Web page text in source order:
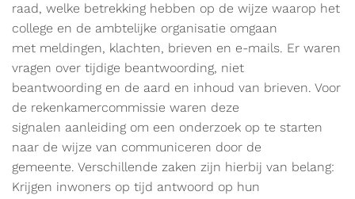
raad, welke betrekking hebben op de wijze waarop het
college en de ambtelijke organisatie omgaan
met meldingen, klachten, brieven en e-mails. Er waren
vragen over tijdige beantwoording, niet
beantwoording en de aard en inhoud van brieven. Voor
de rekenkamercommissie waren deze
signalen aanleiding om een onderzoek op te starten
naar de wijze van communiceren door de
gemeente. Verschillende zaken zijn hierbij van belang:
Krijgen inwoners op tijd antwoord op hun